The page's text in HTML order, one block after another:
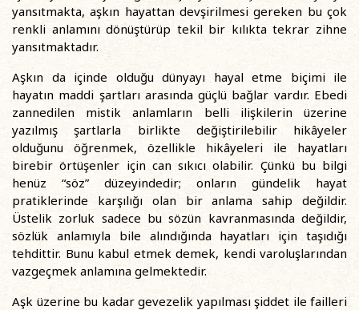
yansıtmakta, aşkın hayattan devşirilmesi gereken bu çok
renkli anlamını dönüştürüp tekil bir kılıkta tekrar zihne
yansıtmaktadır.
Aşkın da içinde olduğu dünyayı hayal etme biçimi ile
hayatın maddi şartları arasında güçlü bağlar vardır. Ebedi
zannedilen mistik anlamların belli ilişkilerin üzerine
yazılmış şartlarla birlikte değiştirilebilir hikâyeler
olduğunu öğrenmek, özellikle hikâyeleri ile hayatları
birebir örtüşenler için can sıkıcı olabilir. Çünkü bu bilgi
henüz “söz” düzeyindedir; onların gündelik hayat
pratiklerinde karşılığı olan bir anlama sahip değildir.
Üstelik zorluk sadece bu sözün kavranmasında değildir,
sözlük anlamıyla bile alındığında hayatları için taşıdığı
tehdittir. Bunu kabul etmek demek, kendi varoluşlarından
vazgeçmek anlamına gelmektedir.
Aşk üzerine bu kadar gevezelik yapılması şiddet ile failleri